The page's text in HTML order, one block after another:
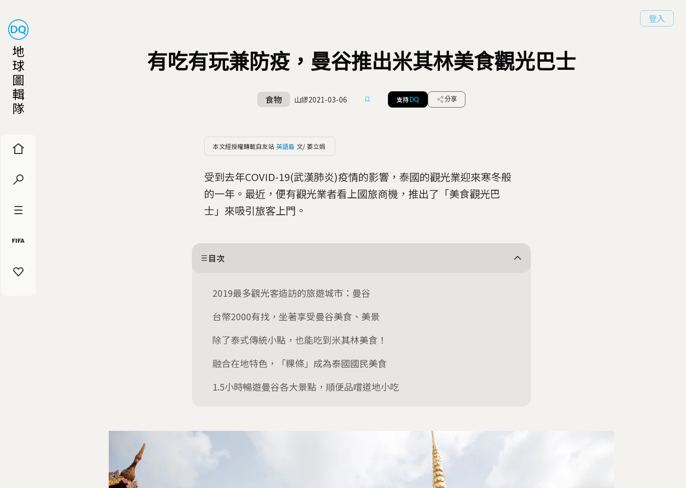
地
球
圖
輯
隊
登入
有吃有玩兼防疫，曼谷推出米其林美食觀光巴士
食物 山謬2021-03-06 支持 DQ 分享
本文經授權轉載自友站 英語島 文/ 姜立娟
受到去年COVID-19(武漢肺炎)疫情的影響，泰國的觀光業迎來寒冬般
的一年。最近，便有觀光業者看上國旅商機，推出了「美食觀光巴
士」來吸引旅客上門。
目次
2019最多觀光客造訪的旅遊城市：曼谷
台幣2000有找，坐著享受曼谷美食、美景
除了泰式傳統小點，也能吃到米其林美食！
融合在地特色，「粿條」成為泰國國民美食
1.5小時暢遊曼谷各大景點，順便品嚐道地小吃